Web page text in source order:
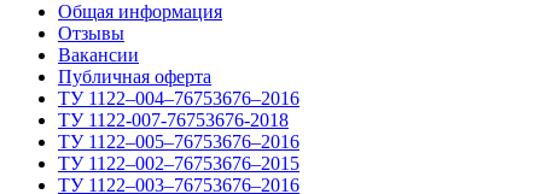
Общая информация
Отзывы
Вакансии
Публичная оферта
ТУ 1122–004–76753676–2016
ТУ 1122-007-76753676-2018
ТУ 1122–005–76753676–2016
ТУ 1122–002–76753676–2015
ТУ 1122–003–76753676–2016